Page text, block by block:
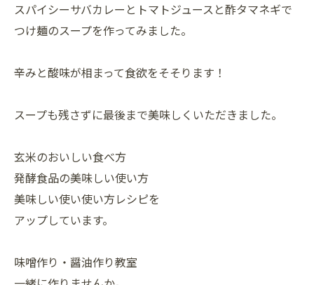
スパイシーサバカレーとトマトジュースと酢タマネギで
つけ麺のスープを作ってみました。
辛みと酸味が相まって食欲をそそります！
スープも残さずに最後まで美味しくいただきました。
玄米のおいしい食べ方
発酵食品の美味しい使い方
美味しい使い使い方レシピを
アップしています。
味噌作り・醤油作り教室